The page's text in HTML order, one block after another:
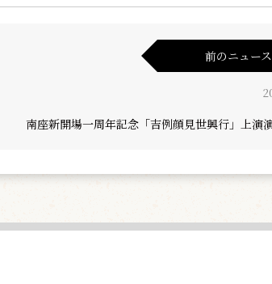
前のニュース
南座新開場一周年記念「吉例顔見世興行」上演